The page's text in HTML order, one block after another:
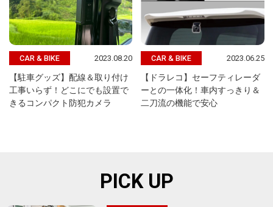
CAR & BIKE 2023.08.20
【駐車グッズ】配線＆取り付け
工事いらず！どこにでも設置で
きるコンパクト防犯カメラ
CAR & BIKE 2023.06.25
【ドラレコ】セーフティレーダ
ーとの一体化！車内すっきり＆
二刀流の機能で安心
PICK UP